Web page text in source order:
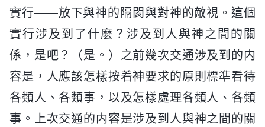
實行——放下與神的隔閡與對神的敵視。這個
實行涉及到了什麽？涉及到人與神之間的關
係，是吧？（是。）之前幾次交通涉及到的内
容是，人應該怎樣按着神要求的原則標準看待
各類人、各類事，以及怎樣處理各類人、各類
事。上次交通的内容是涉及到人與神之間的關